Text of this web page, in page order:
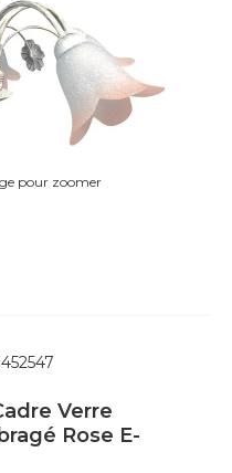
pour zoomer
Verre
Rose E-